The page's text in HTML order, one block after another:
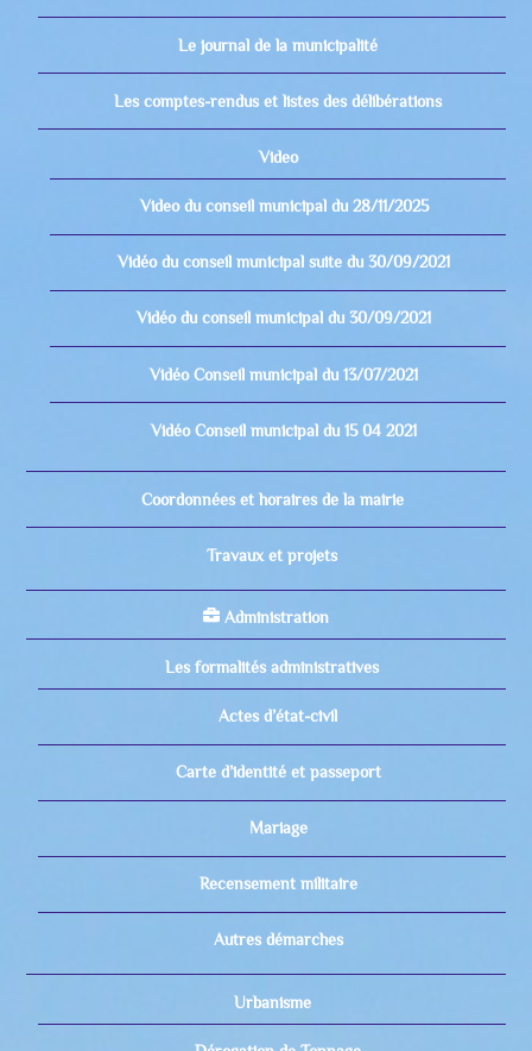
Le journal de la municipalité
Les comptes-rendus et listes des délibérations
Video
Video du conseil municipal du 28/11/2025
Vidéo du conseil municipal suite du 30/09/2021
Vidéo du conseil municipal du 30/09/2021
Vidéo Conseil municipal du 13/07/2021
Vidéo Conseil municipal du 15 04 2021
Coordonnées et horaires de la mairie
Travaux et projets
Administration
Les formalités administratives
Actes d’état-civil
Carte d’identité et passeport
Mariage
Recensement militaire
Autres démarches
Urbanisme